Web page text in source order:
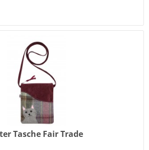
Tasche Fair Trade